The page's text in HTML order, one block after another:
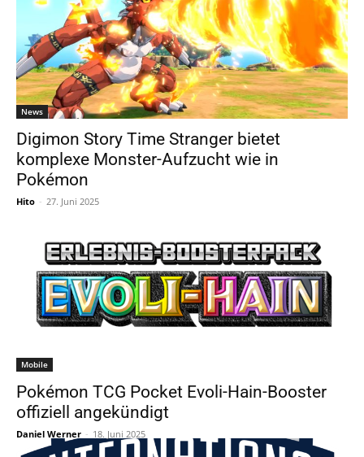
News
Digimon Story Time Stranger bietet
komplexe Monster-Aufzucht wie in
Pokémon
Hito - 27. Juni 2025
Mobile
Pokémon TCG Pocket Evoli-Hain-Booster
offiziell angekündigt
Daniel Werner - 18. Juni 2025